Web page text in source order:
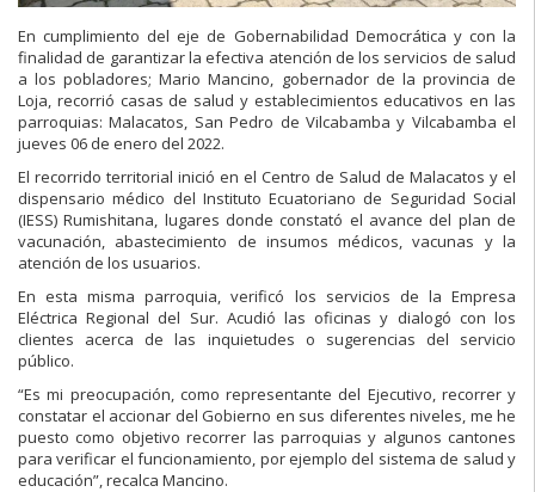
En cumplimiento del eje de Gobernabilidad Democrática y con la
finalidad de garantizar la efectiva atención de los servicios de salud
a los pobladores; Mario Mancino, gobernador de la provincia de
Loja, recorrió casas de salud y establecimientos educativos en las
parroquias: Malacatos, San Pedro de Vilcabamba y Vilcabamba el
jueves 06 de enero del 2022.
El recorrido territorial inició en el Centro de Salud de Malacatos y el
dispensario médico del Instituto Ecuatoriano de Seguridad Social
(IESS) Rumishitana, lugares donde constató el avance del plan de
vacunación, abastecimiento de insumos médicos, vacunas y la
atención de los usuarios.
En esta misma parroquia, verificó los servicios de la Empresa
Eléctrica Regional del Sur. Acudió las oficinas y dialogó con los
clientes acerca de las inquietudes o sugerencias del servicio
público.
“Es mi preocupación, como representante del Ejecutivo, recorrer y
constatar el accionar del Gobierno en sus diferentes niveles, me he
puesto como objetivo recorrer las parroquias y algunos cantones
para verificar el funcionamiento, por ejemplo del sistema de salud y
educación”, recalca Mancino.